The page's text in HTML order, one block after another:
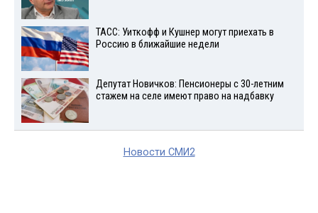
ТАСС: Уиткофф и Кушнер могут приехать в
Россию в ближайшие недели
Депутат Новичков: Пенсионеры с 30-летним
стажем на селе имеют право на надбавку
Новости СМИ2